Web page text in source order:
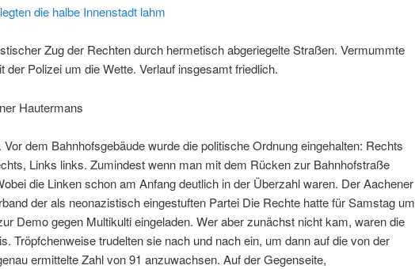
die halbe Innenstadt lahm
Zug der Rechten durch hermetisch abgeriegelte Straßen. Vermummte
der Polizei um die Wette. Verlauf insgesamt friedlich.
Hautermans
Vor dem Bahnhofsgebäude wurde die politische Ordnung eingehalten: Rechts
Links links. Zumindest wenn man mit dem Rücken zur Bahnhofstraße
die Linken schon am Anfang deutlich in der Überzahl waren. Der Aachener
der als neonazistisch eingestuften Partei Die Rechte hatte für Samstag um
Demo gegen Multikulti eingeladen. Wer aber zunächst nicht kam, waren die
Tröpfchenweise trudelten sie nach und nach ein, um dann auf die von der
ermittelte Zahl von 91 anzuwachsen. Auf der Gegenseite,